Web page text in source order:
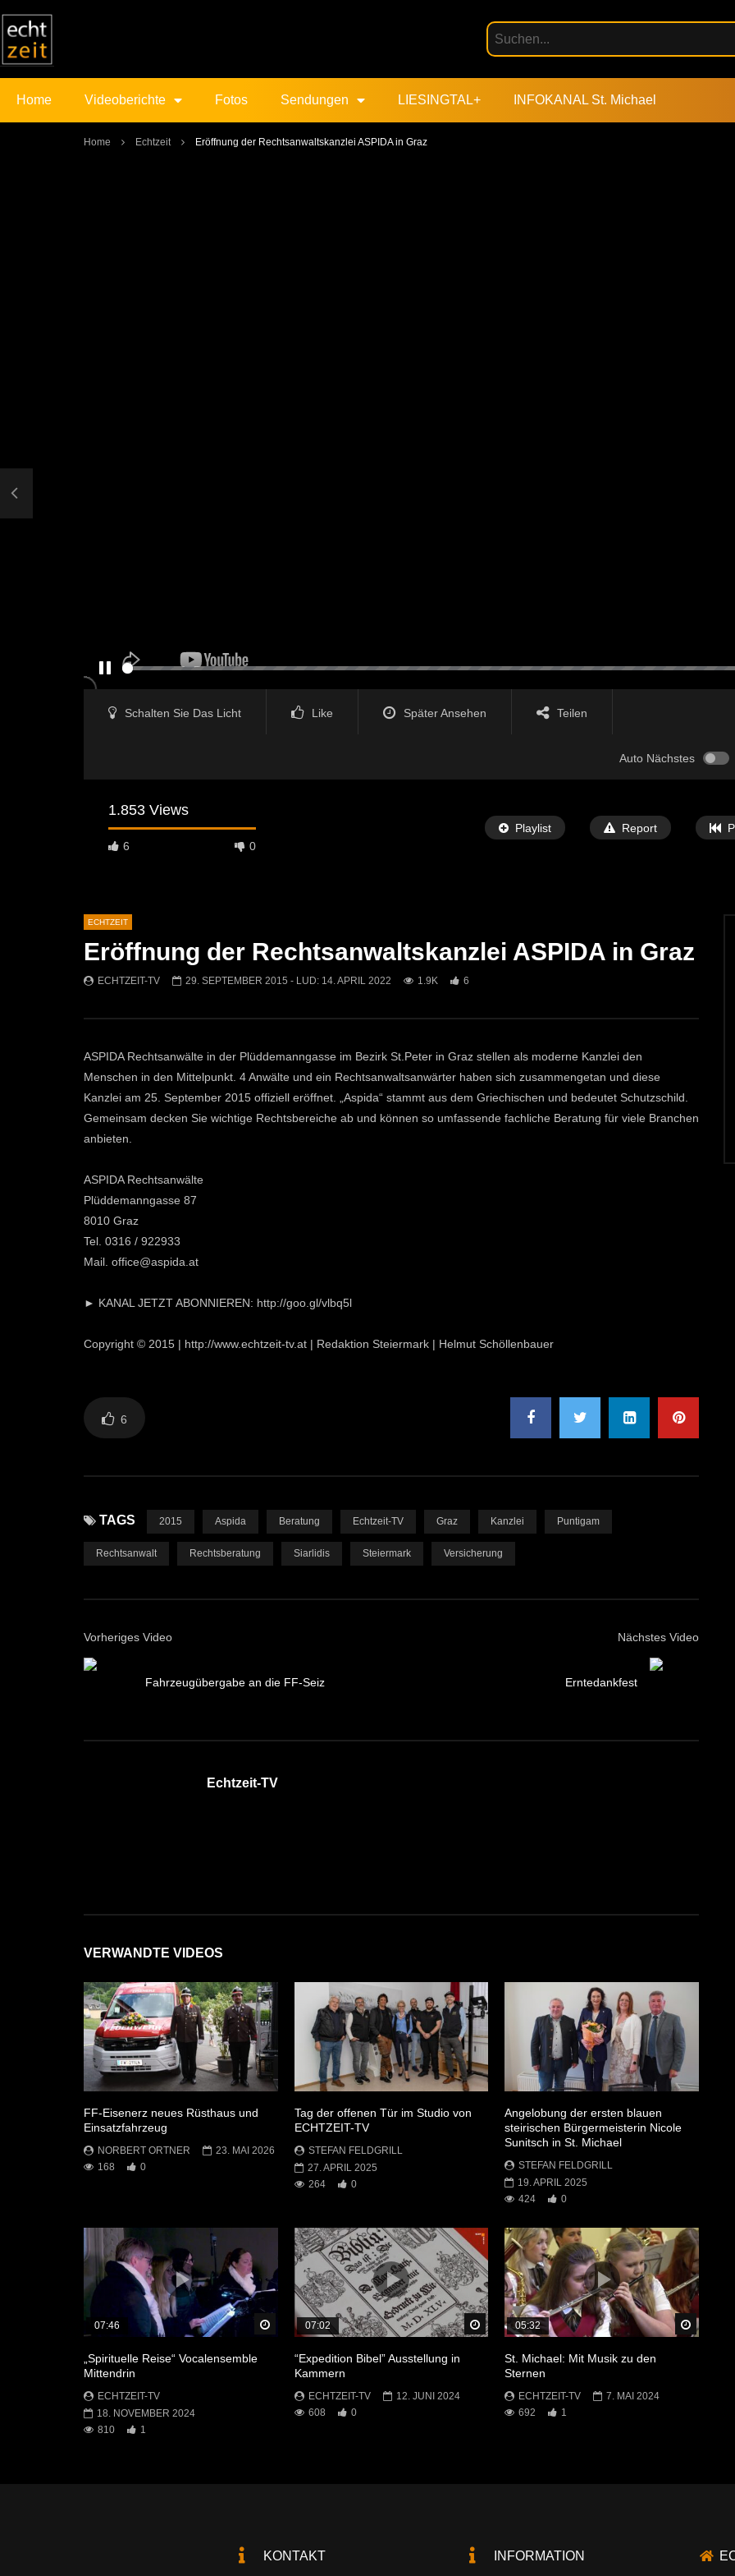
Home Videoberichte Fotos Sendungen LIESINGTAL+ INFOKANAL St. Michael
Home Echtzeit Eröffnung der Rechtsanwaltskanzlei ASPIDA in Graz
Schalten Sie Das Licht Like Später Ansehen Teilen
Auto Nächstes
1.853 Views
6 0
Playlist Report
Später Ansehen
07:46 Später Ansehen
07:02 05:32
ECHTZEIT
Eröffnung der Rechtsanwaltskanzlei ASPIDA in Graz
ECHTZEIT-TV 29. SEPTEMBER 2015 - LUD: 14. APRIL 2022 1.9K 6
ASPIDA Rechtsanwälte in der Plüddemanngasse im Bezirk St.Peter in Graz stellen als moderne Kanzlei den
Menschen in den Mittelpunkt. 4 Anwälte und ein Rechtsanwaltsanwärter haben sich zusammengetan und diese
Kanzlei am 25. September 2015 offiziell eröffnet. „Aspida“ stammt aus dem Griechischen und bedeutet Schutzschild.
Gemeinsam decken Sie wichtige Rechtsbereiche ab und können so umfassende fachliche Beratung für viele Branchen
anbieten.
ASPIDA Rechtsanwälte
Plüddemanngasse 87
8010 Graz
Tel. 0316 / 922933
Mail. office@aspida.at
► KANAL JETZT ABONNIEREN: http://goo.gl/vlbq5l
Copyright © 2015 | http://www.echtzeit-tv.at | Redaktion Steiermark | Helmut Schöllenbauer
6
TAGS 2015 Aspida Beratung Echtzeit-TV Graz Kanzlei Puntigam
Rechtsanwalt Rechtsberatung Siarlidis Steiermark Versicherung
Vorheriges Video
Fahrzeugübergabe an die FF-Seiz
Nächstes Video
Erntedankfest
Echtzeit-TV
VERWANDTE VIDEOS
FF-Eisenerz neues Rüsthaus und
Einsatzfahrzeug
NORBERT ORTNER
23. MAI 2026
168
0
Tag der offenen Tür im Studio von
ECHTZEIT-TV
STEFAN FELDGRILL
27. APRIL 2025
264
0
Angelobung der ersten blauen
steirischen Bürgermeisterin Nicole
Sunitsch in St. Michael
STEFAN FELDGRILL
19. APRIL 2025
424
0
Später Ansehen
07:46
„Spirituelle Reise“ Vocalensemble
Mittendrin
ECHTZEIT-TV
18. NOVEMBER 2024
810
1
Später Ansehen
07:02
“Expedition Bibel” Ausstellung in
Kammern
ECHTZEIT-TV
12. JUNI 2024
608
0
Später
05:32
St. Michael: Mit Musik zu den
Sternen
ECHTZEIT-TV
7. MAI 2024
692
1
KONTAKT INFORMATION